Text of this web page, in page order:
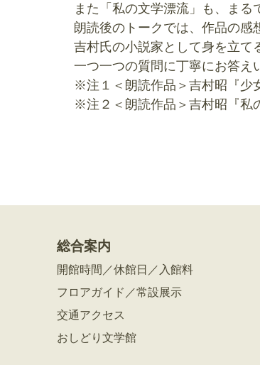
また「私の文学漂流」も、まる
朗読後のトークでは、作品の感
吉村氏の小説家として身を立て
一つ一つの質問に丁寧にお答え
※注１＜朗読作品＞吉村昭『少
※注２＜朗読作品＞吉村昭『私
総合案内
開館時間／休館日／入館料
フロアガイド／常設展示
交通アクセス
おしどり文学館